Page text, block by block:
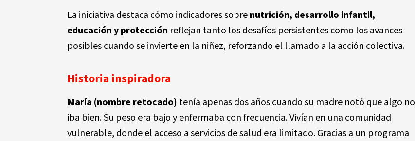
La iniciativa destaca cómo indicadores sobrenutrición, desarrollo infantil,
educación y protección reflejan tanto los desafíos persistentes como los avances
posibles cuando se invierte en la niñez, reforzando el llamado a la acción colectiva.
Historia inspiradora
María (nombre retocado) tenía apenas dos años cuando su madre notó que algo no
iba bien. Su peso era bajo y enfermaba con frecuencia. Vivían en una comunidad
vulnerable, donde el acceso a servicios de salud era limitado. Gracias a un programa